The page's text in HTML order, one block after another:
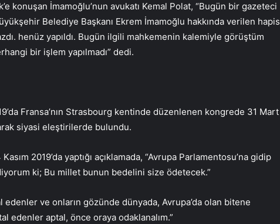
konuşan İmamoğlu’nun avukatı Kemal Polat, “Bugün bir gazeteci
Belediye Başkanı Ekrem İmamoğlu hakkında verilen hapis
henüz yapıldı. Bugün ilgili mahkemenin kalemiyle görüştüm
bir işlem yapılmadı” dedi.
Fransa’nın Strasbourg kentinde düzenlenen kongrede 31 Mart
siyasi eleştirilerde bulundu.
2019’da yaptığı açıklamada, “Avrupa Parlamentosu’na gidip
ki; Bu millet bunun bedelini size ödetecek.”
edenler ve onların gözünde dünyada, Avrupa’da olan bitene
edenler aptal, önce oraya odaklanalım.”